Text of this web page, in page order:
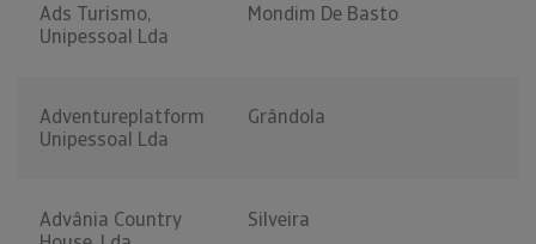
Ads Turismo,
Unipessoal Lda
Mondim De Basto
Adventureplatform
Unipessoal Lda
Grândola
Advânia Country
Silveira